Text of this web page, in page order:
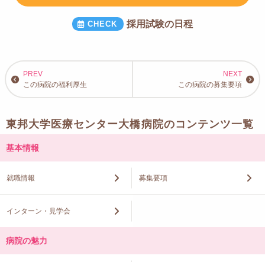
採用試験の日程
この病院の福利厚生 この病院の募集要項
東邦大学医療センター大橋病院のコンテンツ一覧
基本情報
就職情報 募集要項
インターン・見学会
病院の魅力